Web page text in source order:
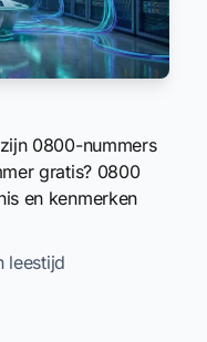
0800-nummers
gratis? 0800
en kenmerken
leestijd